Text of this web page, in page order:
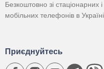
Безкоштовно зі стаціонарних і
мобільних телефонів в Україні
Приєднуйтесь